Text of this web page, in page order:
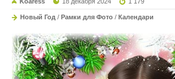
Новый Год / Рамки для Фото / Календари